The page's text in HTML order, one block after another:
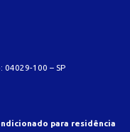
04029-100 – SP
para residência